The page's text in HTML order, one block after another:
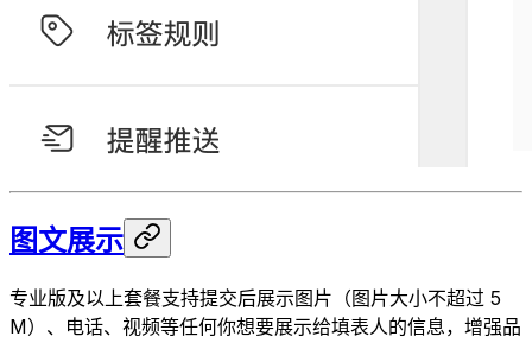
图文展示
专业版及以上套餐支持提交后展示图片（图片大小不超过 5
M）、电话、视频等任何你想要展示给填表人的信息，增强品